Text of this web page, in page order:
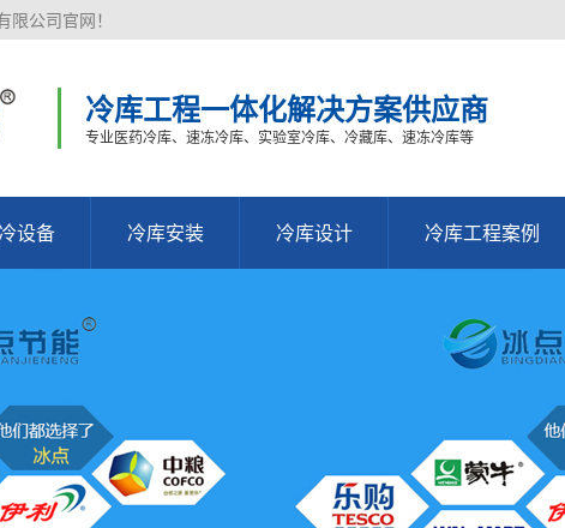
公司官网！
冷库工程一体化解决方案供应商
专业医药冷库、速冻冷库、实验室冷库、冷藏库、速冻冷库等
设备 冷库安装 冷库设计 冷库工程案例